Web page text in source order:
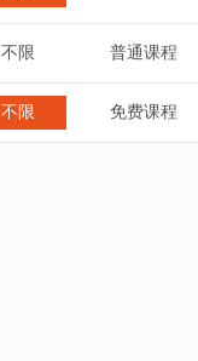
不限 普通课程
不限 免费课程